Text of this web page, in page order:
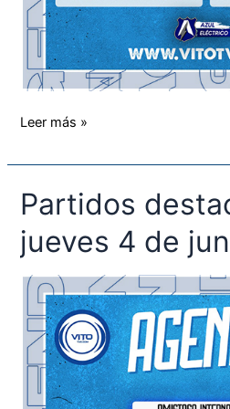
Leer más »
Partidos
jueves 4 de
Partidos
destacados
del
jueves
4
junio
del
2026